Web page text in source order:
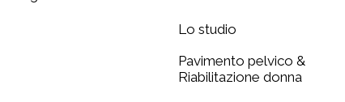
Lo studio
Pavimento pelvico &
Riabilitazione donna